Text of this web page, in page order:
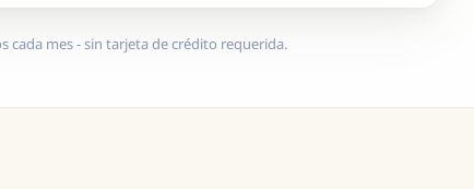
cada mes - sin tarjeta de crédito requerida.